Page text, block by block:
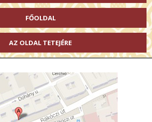
FŐOLDAL
AZ OLDAL TETEJÉRE